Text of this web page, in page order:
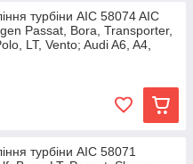
турбіни AIC 58074 AIC
Passat, Bora, Transporter,
LT, Vento; Audi A6, A4,
турбіни AIC 58071